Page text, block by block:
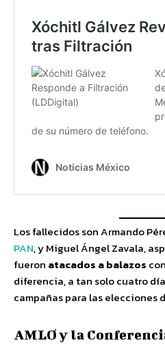
Los fallecidos son Armando
PAN, y Miguel Ángel Zavala,
fueron atacados a balazos
diferencia, a tan solo cuatro
campañas para las elecciones
AMLO y la